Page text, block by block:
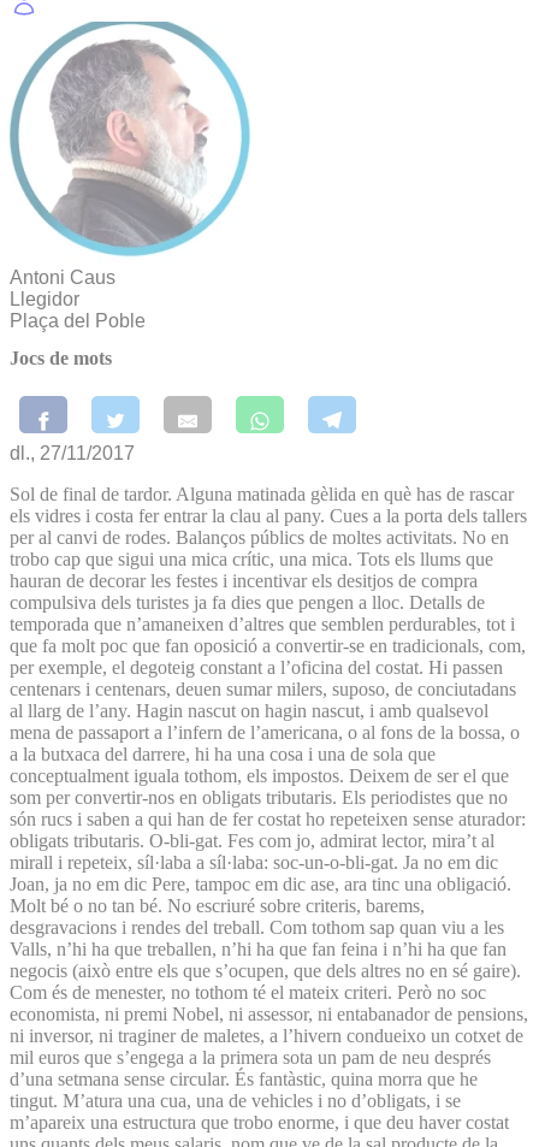
Antoni Caus
Llegidor
Plaça del Poble
Jocs de mots
dl., 27/11/2017
Sol de final de tardor. Alguna matinada gèlida en què has de rascar
els vidres i costa fer entrar la clau al pany. Cues a la porta dels tallers
per al canvi de rodes. Balanços públics de moltes activitats. No en
trobo cap que sigui una mica crític, una mica. Tots els llums que
hauran de decorar les festes i incentivar els desitjos de compra
compulsiva dels turistes ja fa dies que pengen a lloc. Detalls de
temporada que n’amaneixen d’altres que semblen perdurables, tot i
que fa molt poc que fan oposició a convertir-se en tradicionals, com,
per exemple, el degoteig constant a l’oficina del costat. Hi passen
centenars i centenars, deuen sumar milers, suposo, de conciutadans
al llarg de l’any. Hagin nascut on hagin nascut, i amb qualsevol
mena de passaport a l’infern de l’americana, o al fons de la bossa, o
a la butxaca del darrere, hi ha una cosa i una de sola que
conceptualment iguala tothom, els impostos. Deixem de ser el que
som per convertir-nos en obligats tributaris. Els periodistes que no
són rucs i saben a qui han de fer costat ho repeteixen sense aturador:
obligats tributaris. O-bli-gat. Fes com jo, admirat lector, mira’t al
mirall i repeteix, síl·laba a síl·laba: soc-un-o-bli-gat. Ja no em dic
Joan, ja no em dic Pere, tampoc em dic ase, ara tinc una obligació.
Molt bé o no tan bé. No escriuré sobre criteris, barems,
desgravacions i rendes del treball. Com tothom sap quan viu a les
Valls, n’hi ha que treballen, n’hi ha que fan feina i n’hi ha que fan
negocis (això entre els que s’ocupen, que dels altres no en sé gaire).
Com és de menester, no tothom té el mateix criteri. Però no soc
economista, ni premi Nobel, ni assessor, ni entabanador de pensions,
ni inversor, ni traginer de maletes, a l’hivern condueixo un cotxet de
mil euros que s’engega a la primera sota un pam de neu després
d’una setmana sense circular. És fantàstic, quina morra que he
tingut. M’atura una cua, una de vehicles i no d’obligats, i se
m’apareix una estructura que trobo enorme, i que deu haver costat